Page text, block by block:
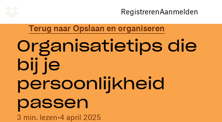
RegistrerenAanmelden
Terug naar Opslaan en organiseren
Organisatietips die
bij je
persoonlijkheid
passen
3 min. lezen•4 april 2025